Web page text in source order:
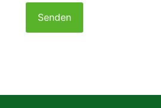
Please
leave